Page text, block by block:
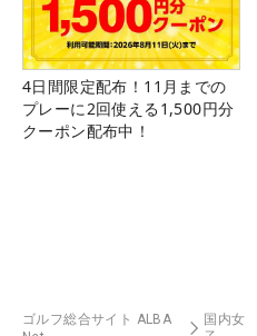
4日間限定配布！11月までの
プレーに2回使える1,500円分
クーポン配布中！
ゴルフ総合サイト ALBA
国内女